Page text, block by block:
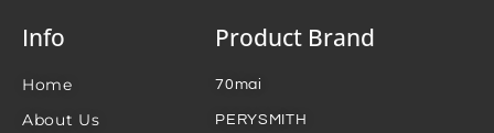
Info
Home
About Us
Product Brand
70mai
PERYSMITH